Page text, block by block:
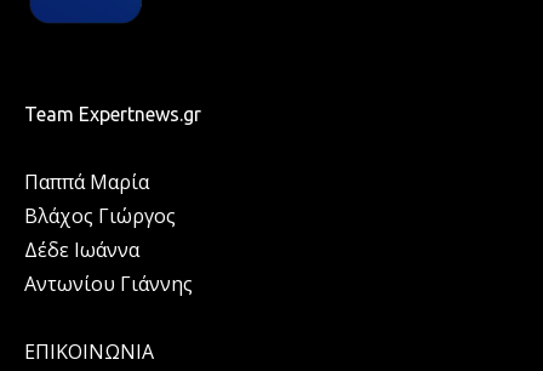
Team Expertnews.gr
Παππά Μαρία
Βλάχος Γιώργος
Δέδε Ιωάννα
Αντωνίου Γιάννης
ΕΠΙΚΟΙΝΩΝΙΑ